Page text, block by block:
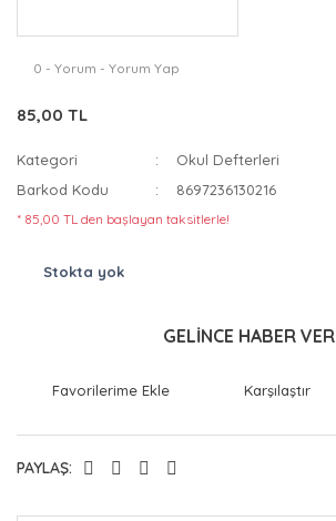
0 - Yorum - Yorum Yap
85,00 TL
Kategori
Okul Defterleri
Barkod Kodu
8697236130216
* 85,00 TL den başlayan taksitlerle!
Stokta yok
GELİNCE HABER VER
Karşılaştır
PAYLAŞ: